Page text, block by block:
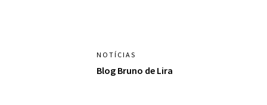
NOTÍCIAS
Blog Bruno de Lira